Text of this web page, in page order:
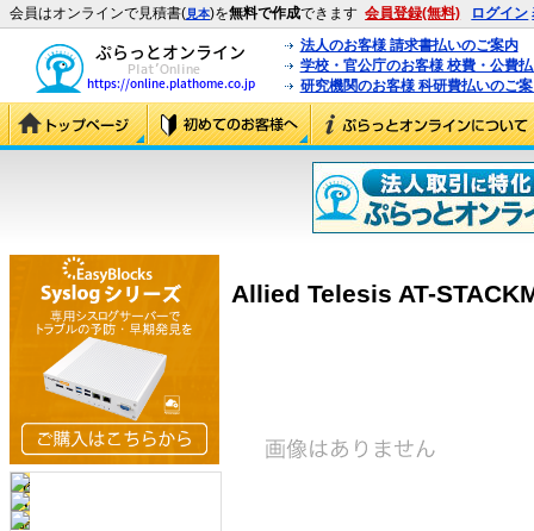
会員はオンラインで見積書(見本)を無料で作成できます 会員登録(無料) ログイン
法人のお客様 請求書払いのご案内
学校・官公庁のお客様 校費・公費
研究機関のお客様 科研費払いのご
Allied Telesis AT-